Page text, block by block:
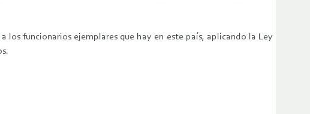
los funcionarios ejemplares que hay en este país, aplicando la Ley